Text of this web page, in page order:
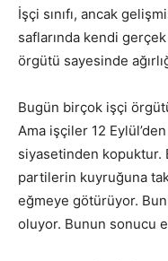
İşçi sınıfı, ancak
saflarında kendi
örgütü sayesinde
Bugün birçok işçi
Ama işçiler 12
siyasetinden
partilerin kuyruğuna
eğmeye götürüyor.
oluyor. Bunun sonucu